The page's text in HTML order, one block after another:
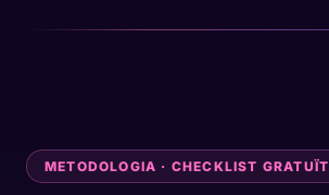
METODOLOGIA · CHECKLIST GRATUÏT